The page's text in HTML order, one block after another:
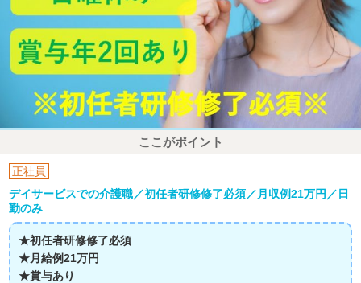
ここがポイント
正社員
デイサービスでの介護職／初任者研修修了必須／月収例21万円／日
勤のみ
★初任者研修修了必須
★月給例21万円
★賞与あり